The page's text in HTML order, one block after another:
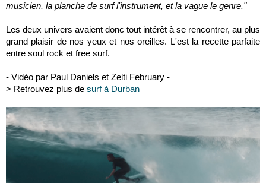
musicien, la planche de surf l'instrument, et la vague le genre."
Les deux univers avaient donc tout intérêt à se rencontrer, au plus
grand plaisir de nos yeux et nos oreilles. L'est la recette parfaite
entre soul rock et free surf.
- Vidéo par Paul Daniels et Zelti February -
> Retrouvez plus de surf à Durban